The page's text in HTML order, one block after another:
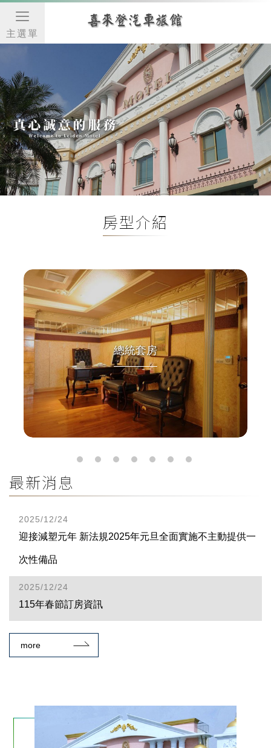
主選單
房型介紹
總統套房
最新消息
2025/12/24
迎接減塑元年 新法規2025年元旦全面實施不主動提供一
次性備品
2025/12/24
115年春節訂房資訊
more